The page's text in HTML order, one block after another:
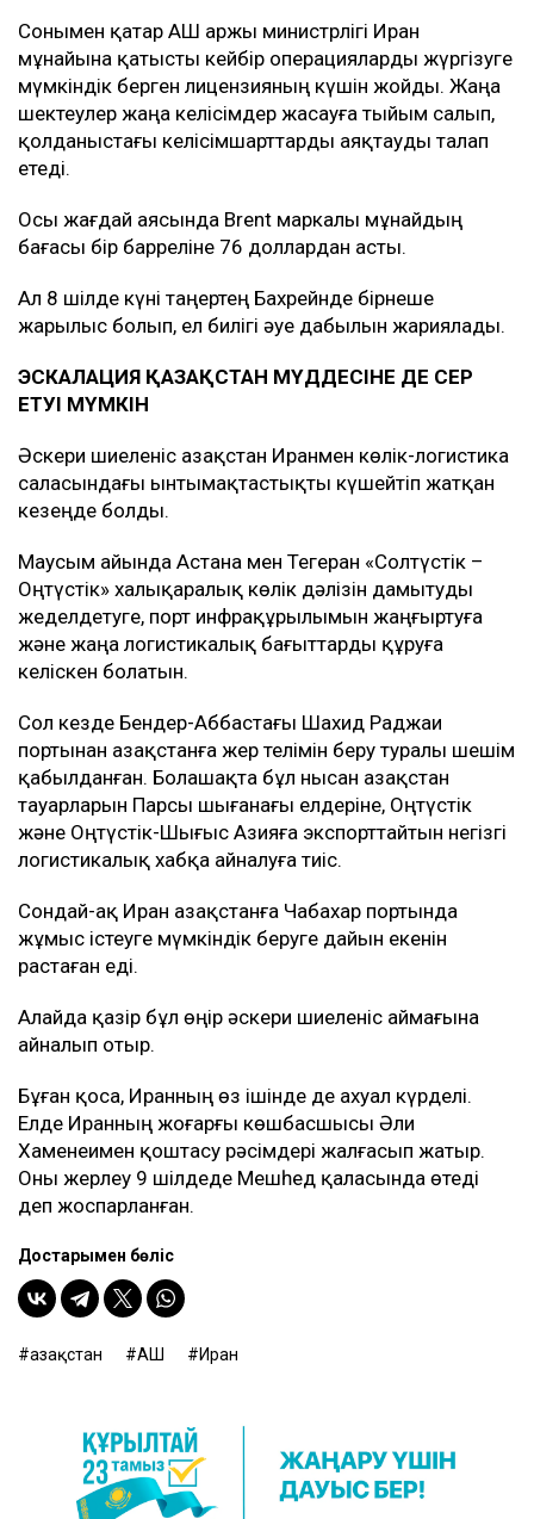
Сонымен қатар АҚШ Қаржы министрлігі Иран
мұнайына қатысты кейбір операцияларды жүргізуге
мүмкіндік берген лицензияның күшін жойды. Жаңа
шектеулер жаңа келісімдер жасауға тыйым салып,
қолданыстағы келісімшарттарды аяқтауды талап
етеді.
Осы жағдай аясында Brent маркалы мұнайдың
бағасы бір барреліне 76 доллардан асты.
Ал 8 шілде күні таңертең Бахрейнде бірнеше
жарылыс болып, ел билігі әуе дабылын жариялады.
ЭСКАЛАЦИЯ ҚАЗАҚСТАН МҮДДЕСІНЕ ДЕ ӘСЕР
ЕТУІ МҮМКІН
Әскери шиеленіс Қазақстан Иранмен көлік-логистика
саласындағы ынтымақтастықты күшейтіп жатқан
кезеңде болды.
Маусым айында Астана мен Тегеран «Солтүстік –
Оңтүстік» халықаралық көлік дәлізін дамытуды
жеделдетуге, порт инфрақұрылымын жаңғыртуға
және жаңа логистикалық бағыттарды құруға
келіскен болатын.
Сол кезде Бендер-Аббастағы Шахид Раджаи
портынан Қазақстанға жер телімін беру туралы шешім
қабылданған. Болашақта бұл нысан Қазақстан
тауарларын Парсы шығанағы елдеріне, Оңтүстік
және Оңтүстік-Шығыс Азияға экспорттайтын негізгі
логистикалық хабқа айналуға тиіс.
Сондай-ақ Иран Қазақстанға Чабахар портында
жұмыс істеуге мүмкіндік беруге дайын екенін
растаған еді.
Алайда қазір бұл өңір әскери шиеленіс аймағына
айналып отыр.
Бұған қоса, Иранның өз ішінде де ахуал күрделі.
Елде Иранның жоғарғы көшбасшысы Әли
Хаменеимен қоштасу рәсімдері жалғасып жатыр.
Оны жерлеу 9 шілдеде Мешһед қаласында өтеді
деп жоспарланған.
Достарыңмен бөліс
Қазақстан АҚШ Иран